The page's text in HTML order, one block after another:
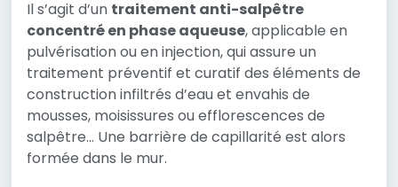
Il s’agit d’un traitement anti-salpêtre
concentré en phase aqueuse, applicable en
pulvérisation ou en injection, qui assure un
traitement préventif et curatif des éléments de
construction infiltrés d’eau et envahis de
mousses, moisissures ou efflorescences de
salpêtre… Une barrière de capillarité est alors
formée dans le mur.